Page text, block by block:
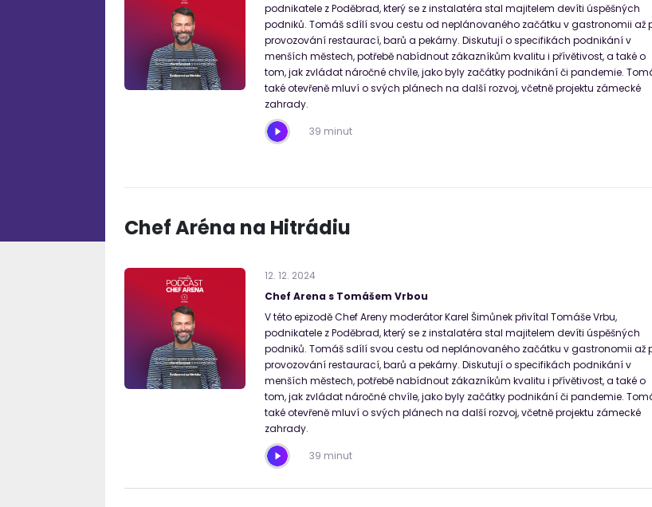
podnikatele z Poděbrad, který se z instalatéra stal majitelem devíti úspěšných
podniků. Tomáš sdílí svou cestu od neplánovaného začátku v gastronomii až
provozování restaurací, barů a pekárny. Diskutují o specifikách podnikání v
menších městech, potřebě nabídnout zákazníkům kvalitu i přívětivost, a také o
tom, jak zvládat náročné chvíle, jako byly začátky podnikání či pandemie.
také otevřeně mluví o svých plánech na další rozvoj, včetně projektu zámecké
zahrady.
39 minut
Chef Aréna na Hitrádiu
12. 12. 2024
Chef Arena s Tomášem Vrbou
V této epizodě Chef Areny moderátor Karel Šimůnek přivítal Tomáše Vrbu,
podnikatele z Poděbrad, který se z instalatéra stal majitelem devíti úspěšných
podniků. Tomáš sdílí svou cestu od neplánovaného začátku v gastronomii až
provozování restaurací, barů a pekárny. Diskutují o specifikách podnikání v
menších městech, potřebě nabídnout zákazníkům kvalitu i přívětivost, a také o
tom, jak zvládat náročné chvíle, jako byly začátky podnikání či pandemie.
také otevřeně mluví o svých plánech na další rozvoj, včetně projektu zámecké
zahrady.
39 minut